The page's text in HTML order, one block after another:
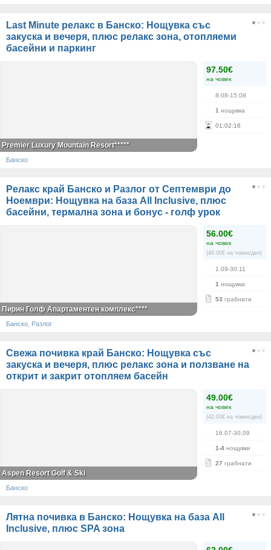
Last Minute релакс в Банско: Нощувка със
закуска и вечеря, плюс релакс зона, отопляеми
басейни и паркинг
97.50€
на човек
8.08-15.08
1 нощувка
01 :02:16
Premier Luxury Mountain Resort*****
Банско
Релакс край Банско и Разлог от Септември до
Ноември: Нощувка на база All Inclusive, плюс
басейни, термална зона и бонус - голф урок
56.00€
на човек
(46.00€ на човек/ден)
1.09-30.11
1 нощувка
53 грабнати
Пирин Голф Апартаментен комплекс****
Банско, Разлог
Свежа почивка край Банско: Нощувка със
закуска и вечеря, плюс релакс зона и ползване на
открит и закрит отопляем басейн
49.00€
на човек
(42.00€ на човек/ден)
16.07-30.09
1-4 нощувки
27 грабнати
Aspen Resort Golf & Ski
Банско
Лятна почивка в Банско: Нощувка на база All
Inclusive, плюс SPA зона